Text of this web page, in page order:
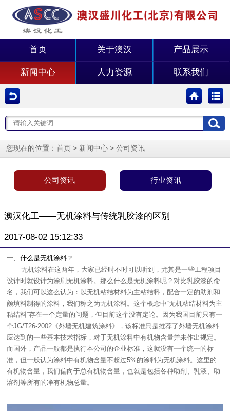
首页 关于澳汉 产品展示
新闻中心 人力资源 联系我们
您现在的位置： 首页 > 新闻中心 > 公司资讯
公司资讯 行业资讯
澳汉化工——无机涂料与传统乳胶漆的区别
2017-08-02 15:12:33
一、什么是无机涂料？
无机涂料在这两年，大家已经时不时可以听到，尤其是一些工程项目
设计时就设计为涂刷无机涂料。那么什么是无机涂料呢？对比乳胶漆的命
名，我们可以这么认为：以无机粘结材料为主粘结料，配合一定的助剂和
颜填料制得的涂料，我们称之为无机涂料。这个概念中“无机粘结材料为主
粘结料”存在一个定量的问题，但目前这个没有定论。因为我国目前只有一
个JG/T26-2002《外墙无机建筑涂料》，该标准只是推荐了外墙无机涂料
应达到的一些基本技术指标，对于无机涂料中有机物含量并未作出规定。
而国外，产品一般都是执行本公司的企业标准，这就没有一个统一的标
准，但一般认为涂料中有机物含量不超过5%的涂料为无机涂料。这里的
有机物含量，我们偏向于总有机物含量，也就是包括各种助剂、乳液、助
溶剂等所有的净有机物总量。